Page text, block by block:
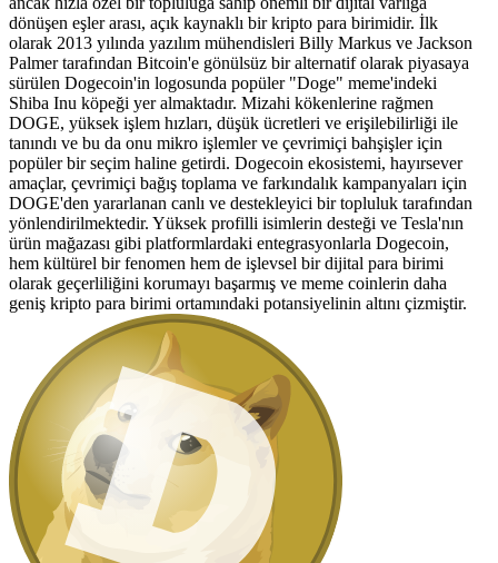
dönüşen eşler arası, açık kaynaklı bir kripto para birimidir. İlk
olarak 2013 yılında yazılım mühendisleri Billy Markus ve Jackson
Palmer tarafından Bitcoin'e gönülsüz bir alternatif olarak piyasaya
sürülen Dogecoin'in logosunda popüler "Doge" meme'indeki
Shiba Inu köpeği yer almaktadır. Mizahi kökenlerine rağmen
DOGE, yüksek işlem hızları, düşük ücretleri ve erişilebilirliği ile
tanındı ve bu da onu mikro işlemler ve çevrimiçi bahşişler için
popüler bir seçim haline getirdi. Dogecoin ekosistemi, hayırsever
amaçlar, çevrimiçi bağış toplama ve farkındalık kampanyaları için
DOGE'den yararlanan canlı ve destekleyici bir topluluk tarafından
yönlendirilmektedir. Yüksek profilli isimlerin desteği ve Tesla'nın
ürün mağazası gibi platformlardaki entegrasyonlarla Dogecoin,
hem kültürel bir fenomen hem de işlevsel bir dijital para birimi
olarak geçerliliğini korumayı başarmış ve meme coinlerin daha
geniş kripto para birimi ortamındaki potansiyelinin altını çizmiştir.